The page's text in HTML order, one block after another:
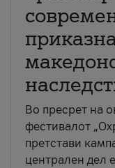
Во пресрет на
фестивалот
претстави
централен дел